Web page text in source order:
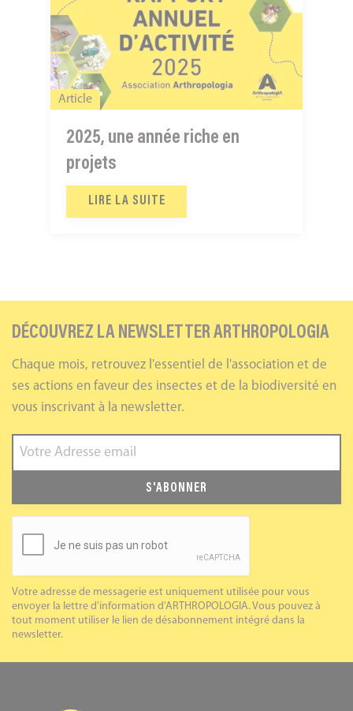
Article
2025, une année riche en
projets
LIRE LA SUITE
année
riche
en
projets
DÉCOUVREZ LA NEWSLETTER ARTHROPOLOGIA
Chaque mois, retrouvez l'essentiel de l'association et de
ses actions en faveur des insectes et de la biodiversité en
vous inscrivant à la newsletter.
S'ABONNER
Votre adresse de messagerie est uniquement utilisée pour vous
envoyer la lettre d'information d'ARTHROPOLOGIA. Vous pouvez à
tout moment utiliser le lien de désabonnement intégré dans la
newsletter.